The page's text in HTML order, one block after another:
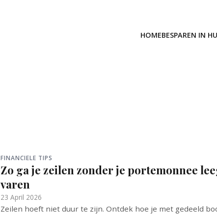
HOMEBESPAREN IN
FINANCIELE TIPS
Zo ga je zeilen zonder je portemonnee
varen
23 April 2026
Zeilen hoeft niet duur te zijn. Ontdek hoe je met gedeeld